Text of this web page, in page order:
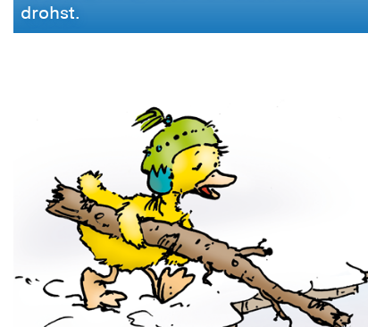
drohst.